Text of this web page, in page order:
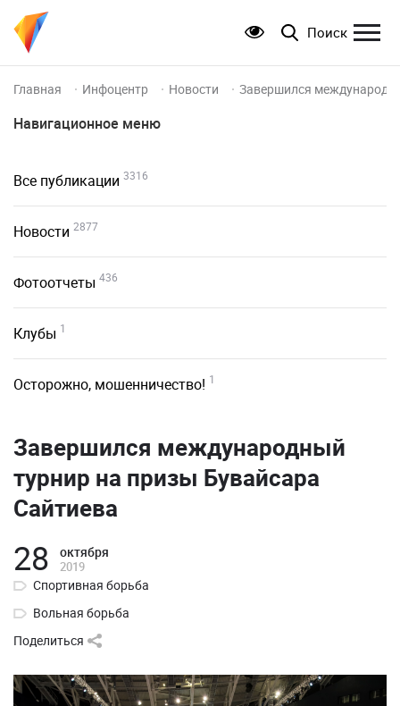
Поиск
Главная Инфоцентр Новости Завершился
Навигационное меню
Все публикации 3316
Новости 2877
Фотоотчеты 436
Клубы 1
Осторожно, мошенничество! 1
Завершился международный
турнир на призы Бувайсара
Сайтиева
28 октября
2019
Спортивная борьба
Вольная борьба
Поделиться